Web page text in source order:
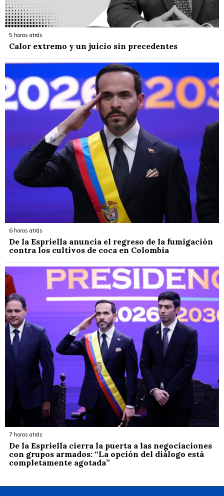
5 horas atrás
Calor extremo y un juicio sin precedentes
6 horas atrás
De la Espriella anuncia el regreso de la fumigación
contra los cultivos de coca en Colombia
7 horas atrás
De la Espriella cierra la puerta a las negociaciones
con grupos armados: “La opción del diálogo está
completamente agotada”